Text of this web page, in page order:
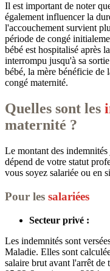
Il est important de noter
également influencer la
l'accouchement survient
période de congé
bébé est hospitalisé après
interrompu jusqu'à sa
bébé, la mère bénéficie de
congé maternité.
Quelles sont les
maternité ?
Le montant des
dépend de votre statut
vous soyez salariée ou en
Pour les salariées
Secteur privé :
Les indemnités sont
Maladie. Elles sont
salaire brut avant l'arrêt